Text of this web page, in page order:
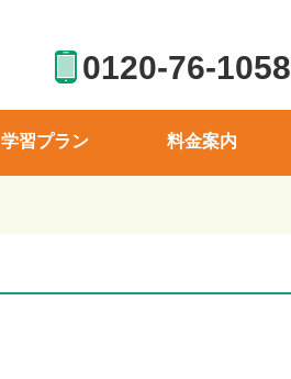
0120-76-1058
学習プラン 料金案内